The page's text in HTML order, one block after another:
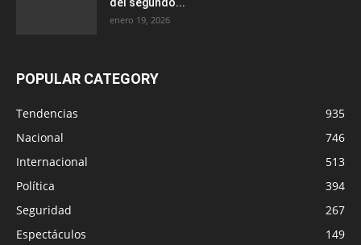
enero 19, 2026
POPULAR CATEGORY
Tendencias
935
Nacional
746
Internacional
513
Política
394
Seguridad
267
Espectáculos
149